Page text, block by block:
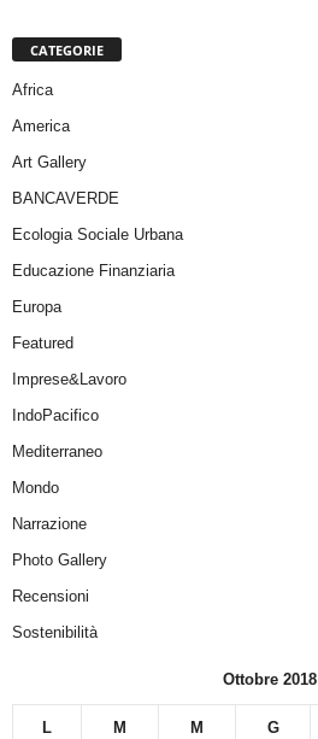
CATEGORIE
Africa
America
Art Gallery
BANCAVERDE
Ecologia Sociale Urbana
Educazione Finanziaria
Europa
Featured
Imprese&Lavoro
IndoPacifico
Mediterraneo
Mondo
Narrazione
Photo Gallery
Recensioni
Sostenibilità
Ottobre 2018
L M M G